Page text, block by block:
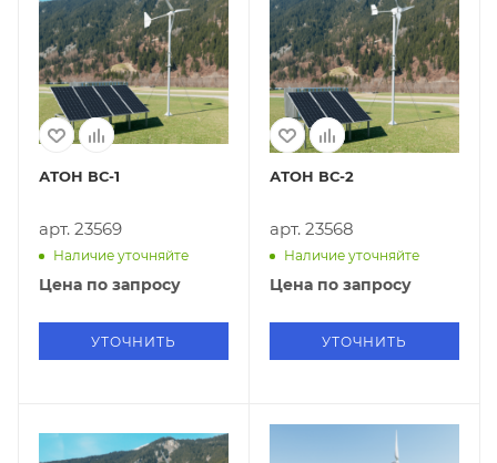
АТОН ВС-1
арт. 23569
Наличие уточняйте
Цена по запросу
УТОЧНИТЬ
АТОН ВС-2
арт. 23568
Наличие уточняйте
Цена по запросу
УТОЧНИТЬ